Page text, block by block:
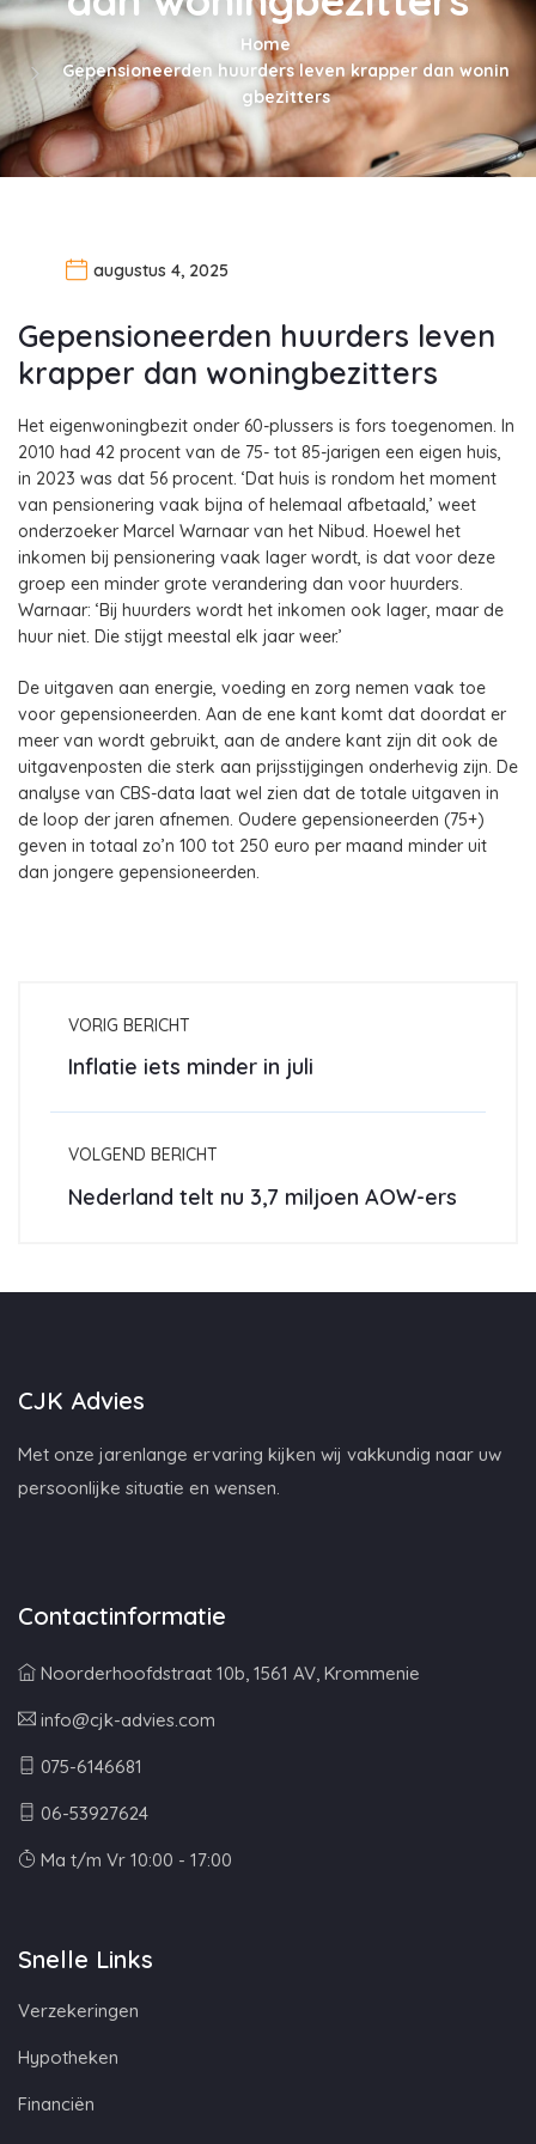
Home
Gepensioneerden huurders leven krapper dan wonin
gbezitters
augustus 4, 2025
Gepensioneerden huurders leven
krapper dan woningbezitters
Het eigenwoningbezit onder 60-plussers is fors toegenomen. In
2010 had 42 procent van de 75- tot 85-jarigen een eigen huis,
in 2023 was dat 56 procent. ‘Dat huis is rondom het moment
van pensionering vaak bijna of helemaal afbetaald,’ weet
onderzoeker Marcel Warnaar van het Nibud. Hoewel het
inkomen bij pensionering vaak lager wordt, is dat voor deze
groep een minder grote verandering dan voor huurders.
Warnaar: ‘Bij huurders wordt het inkomen ook lager, maar de
huur niet. Die stijgt meestal elk jaar weer.’
De uitgaven aan energie, voeding en zorg nemen vaak toe
voor gepensioneerden. Aan de ene kant komt dat doordat er
meer van wordt gebruikt, aan de andere kant zijn dit ook de
uitgavenposten die sterk aan prijsstijgingen onderhevig zijn. De
analyse van CBS-data laat wel zien dat de totale uitgaven in
de loop der jaren afnemen. Oudere gepensioneerden (75+)
geven in totaal zo’n 100 tot 250 euro per maand minder uit
dan jongere gepensioneerden.
VORIG BERICHT
Inflatie iets minder in juli
VOLGEND BERICHT
Nederland telt nu 3,7 miljoen AOW-ers
CJK Advies
Met onze jarenlange ervaring kijken wij vakkundig naar uw
persoonlijke situatie en wensen.
Contactinformatie
Noorderhoofdstraat 10b, 1561 AV, Krommenie
info@cjk-advies.com
075-6146681
06-53927624
Ma t/m Vr 10:00 - 17:00
Snelle Links
Verzekeringen
Hypotheken
Financiën